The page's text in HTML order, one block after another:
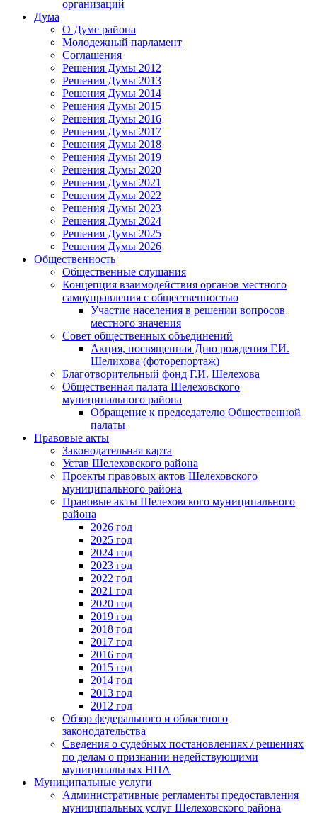
организаций
Дума
О Думе района
Молодежный парламент
Соглашения
Решения Думы 2012
Решения Думы 2013
Решения Думы 2014
Решения Думы 2015
Решения Думы 2016
Решения Думы 2017
Решения Думы 2018
Решения Думы 2019
Решения Думы 2020
Решения Думы 2021
Решения Думы 2022
Решения Думы 2023
Решения Думы 2024
Решения Думы 2025
Решения Думы 2026
Общественность
Общественные слушания
Концепция взаимодействия органов местного
самоуправления с общественностью
Участие населения в решении вопросов
местного значения
Совет общественных объединений
Акция, посвященная Дню рождения Г.И.
Шелихова (фоторепортаж)
Благотворительный фонд Г.И. Шелехова
Общественная палата Шелеховского
муниципального района
Обращение к председателю Общественной
палаты
Правовые акты
Законодательная карта
Устав Шелеховского района
Проекты правовых актов Шелеховского
муниципального района
Правовые акты Шелеховского муниципального
района
2026 год
2025 год
2024 год
2023 год
2022 год
2021 год
2020 год
2019 год
2018 год
2017 год
2016 год
2015 год
2014 год
2013 год
2012 год
Обзор федерального и областного
законодательства
Сведения о судебных постановлениях / решениях
по делам о признании недействующими
муниципальных НПА
Муниципальные услуги
Административные регламенты предоставления
муниципальных услуг Шелеховского района